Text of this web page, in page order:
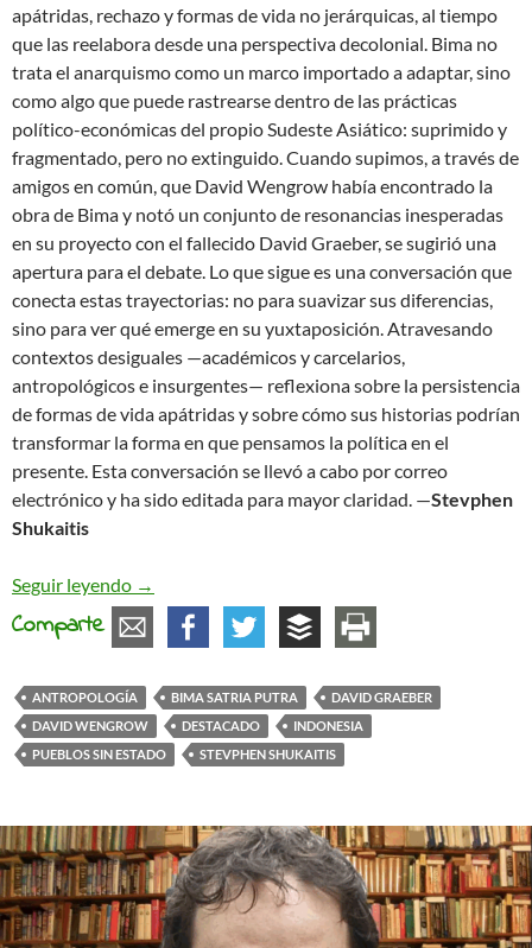
apátridas, rechazo y formas de vida no jerárquicas, al tiempo
que las reelabora desde una perspectiva decolonial. Bima no
trata el anarquismo como un marco importado a adaptar, sino
como algo que puede rastrearse dentro de las prácticas
político-económicas del propio Sudeste Asiático: suprimido y
fragmentado, pero no extinguido. Cuando supimos, a través de
amigos en común, que David Wengrow había encontrado la
obra de Bima y notó un conjunto de resonancias inesperadas
en su proyecto con el fallecido David Graeber, se sugirió una
apertura para el debate. Lo que sigue es una conversación que
conecta estas trayectorias: no para suavizar sus diferencias,
sino para ver qué emerge en su yuxtaposición. Atravesando
contextos desiguales —académicos y carcelarios,
antropológicos e insurgentes— reflexiona sobre la persistencia
de formas de vida apátridas y sobre cómo sus historias podrían
transformar la forma en que pensamos la política en el
presente. Esta conversación se llevó a cabo por correo
electrónico y ha sido editada para mayor claridad. —Stevphen
Shukaitis
Seguir leyendo Tribus de fuego y mundos apátridas: una
→
Comparte
ANTROPOLOGÍA BIMA SATRIA PUTRA
DAVID GRAEBER
DAVID WENGROW
DESTACADO
INDONESIA
PUEBLOS SIN ESTADO
STEVPHEN SHUKAITIS